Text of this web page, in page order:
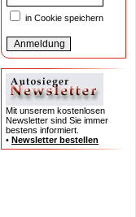
in Cookie speichern
Mit unserem kostenlosen
Newsletter sind Sie immer
bestens informiert.
• Newsletter bestellen